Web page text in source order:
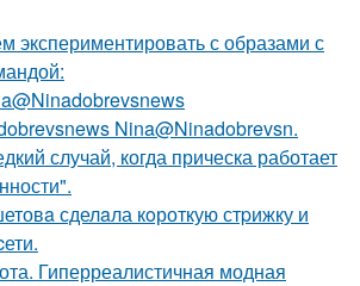
экспериментировать с образами с
Nina@Ninadobrevsn.
случай, когда прическа работает
сделaла кoроткую стpижку и
Гиперреалистичная модная